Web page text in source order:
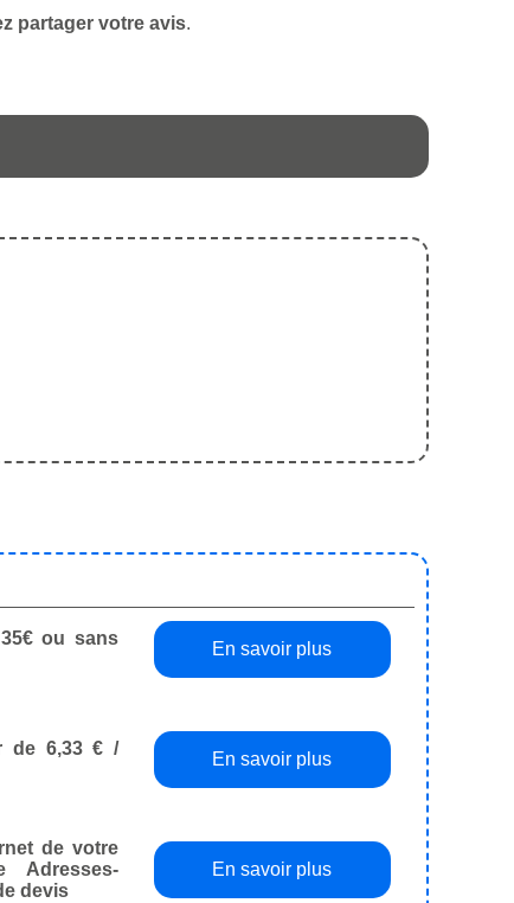
partager votre avis.
ou sans
En savoir plus
de 6,33 € /
En savoir plus
de votre
Adresses-
devis
En savoir plus